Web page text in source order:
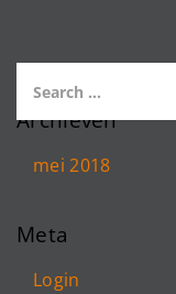
Archieven
mei 2018
Meta
Login